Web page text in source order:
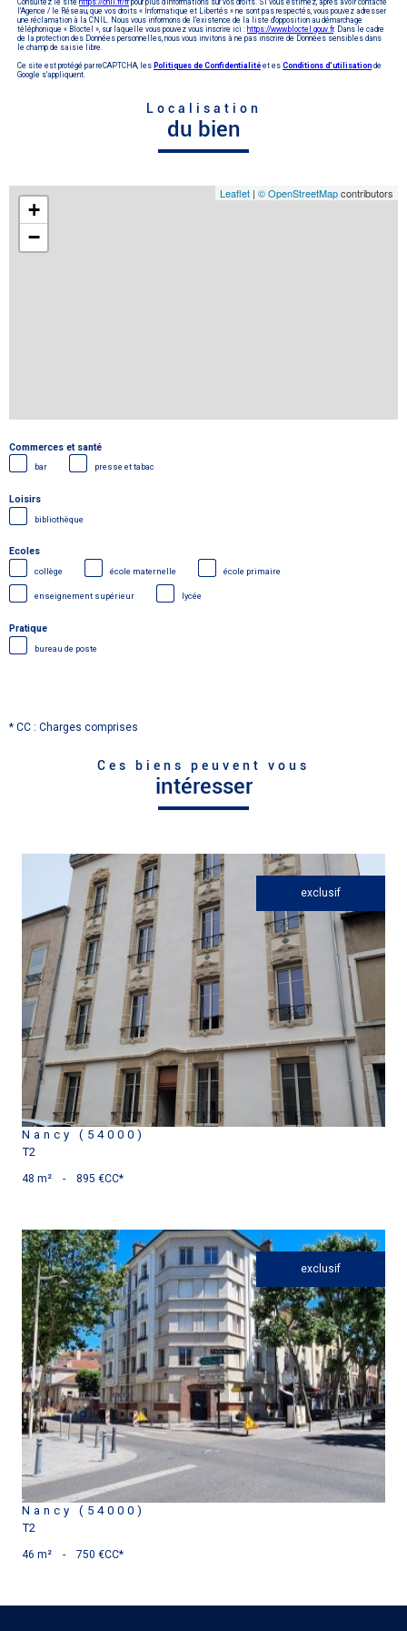
l'Agence / le Réseau, que vos droits « Informatique et Libertés » ne sont pas respectés, vous pouvez adresser
une réclamation à la CNIL. Nous vous informons de l’existence de la liste d'opposition au démarchage
téléphonique « Bloctel », sur laquelle vous pouvez vous inscrire ici : https://www.bloctel.gouv.fr. Dans le cadre
de la protection des Données personnelles, nous vous invitons à ne pas inscrire de Données sensibles dans
le champ de saisie libre.
Ce site est protégé par reCAPTCHA, les Politiques de Confidentialité et es Conditions d'utilisation de
Google s'appliquent.
Localisation
du bien
+
−
Leaflet | © OpenStreetMapcontributors
Commerces et santé
bar presse et tabac
Loisirs
bibliothèque
Ecoles
collège école maternelle école primaire
enseignement supérieur lycée
Pratique
bureau de poste
* CC : Charges comprises
Ces biens peuvent vous
intéresser
exclusif
voir le bien
Nancy (54000)
T2
48 m² - 895 €CC*
exclusif
voir le bien
Nancy (54000)
T2
46 m² - 750 €CC*